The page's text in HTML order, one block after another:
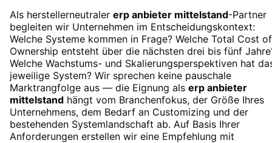
Als herstellerneutraler erp anbieter mittelstand-Partner
begleiten wir Unternehmen im Entscheidungskontext:
Welche Systeme kommen in Frage? Welche Total Cost of
Ownership entsteht über die nächsten drei bis fünf
Welche Wachstums- und Skalierungsperspektiven hat
jeweilige System? Wir sprechen keine pauschale
Marktrangfolge aus — die Eignung als erp anbieter
mittelstand hängt vom Branchenfokus, der Größe Ihres
Unternehmens, dem Bedarf an Customizing und der
bestehenden Systemlandschaft ab. Auf Basis Ihrer
Anforderungen erstellen wir eine Empfehlung mit